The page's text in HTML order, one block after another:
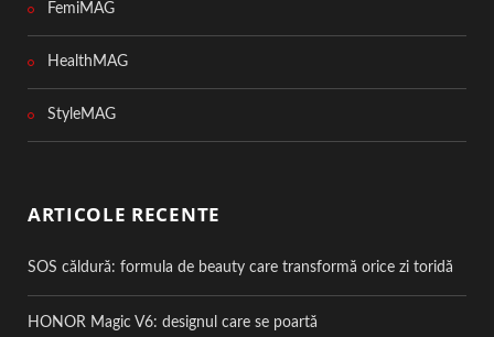
FemiMAG
HealthMAG
StyleMAG
ARTICOLE RECENTE
SOS căldură: formula de beauty care transformă orice zi toridă
HONOR Magic V6: designul care se poartă